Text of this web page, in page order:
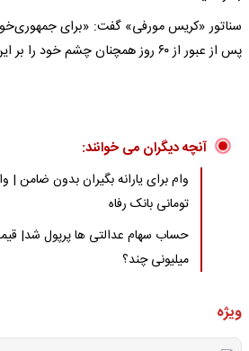
سناتور «کریس مورفی» گفت: «برای
پس از عبور از ۶۰ روز همچنان چشم خود را بر این موضوع ببندند.»
آنچه دیگران می خوانند:
تومانی بانک رفاه
حساب سهام عدالتی ها پرپول شد|
میلیونی چند؟
ویژه